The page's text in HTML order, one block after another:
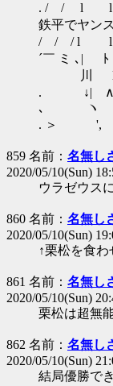
. / /
鉄平でヤンス
/ / / l
´￣
川
. ↓| ∧
､ ヽ ﾄ､ﾊ
. ＞ ', l
859 名前： 名無し
2020/05/10(Sun)
ウラゼウス
860 名前： 名無し
2020/05/10(Sun)
↑栗松を食
861 名前： 名無し
2020/05/10(Sun)
栗松は超無
862 名前： 名無し
2020/05/10(Sun)
結局優勝で